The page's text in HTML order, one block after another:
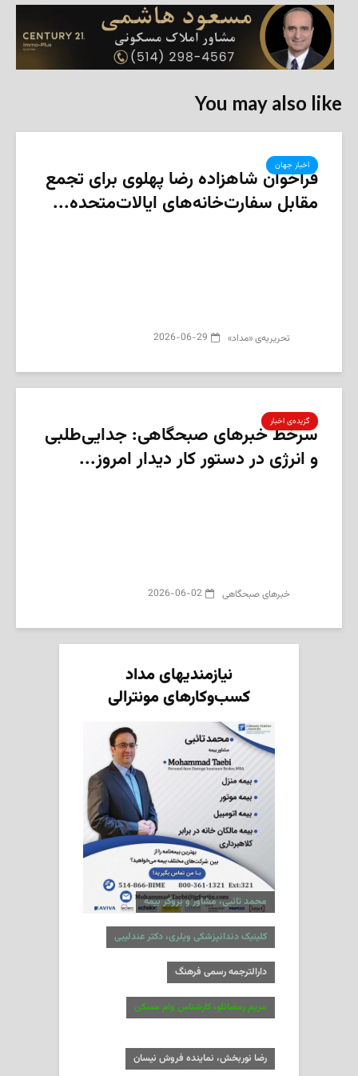
You may also like
اخبار جهان
فراخوان شاهزاده رضا پهلوی برای تجمع
مقابل سفارت‌خانه‌های ایالات‌متحده...
تحریریه‌ی «مداد» 2026-06-29
گزیده‌ی‌ اخبار
سرخط خبرهای صبحگاهی: جدایی‌طلبی
و انرژی در دستور کار دیدار امروز...
‌خبرهای صبحگاهی 2026-06-02
نیازمندیهای مداد
کسب‌وکارهای مونترالی
محمد تائبی، مشاور و بروکر بیمه
کلینیک دندانپزشکی ویلری، دکتر عندلیبی
دارالترجمه رسمی فرهنگ
مریم رمضانلو، کارشناس وام مسکن
رضا نوربخش، نماینده فروش نیسان